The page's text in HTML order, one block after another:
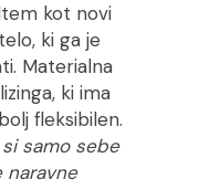
kot novi
ki ga je
Materialna
ki ima
fleksibilen.
samo sebe
naravne